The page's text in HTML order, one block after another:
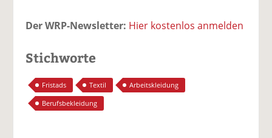
Der WRP-Newsletter: Hier kostenlos anmelden
Stichworte
Fristads Textil
Arbeitskleidung
Berufsbekleidung